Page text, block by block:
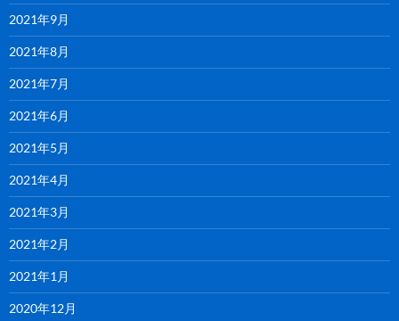
2021年9月
2021年8月
2021年7月
2021年6月
2021年5月
2021年4月
2021年3月
2021年2月
2021年1月
2020年12月